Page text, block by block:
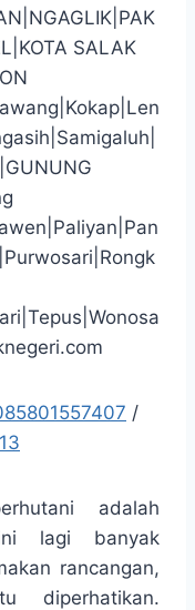
SALAK
/
adalah
lagi banyak
rancangan,
diperhatikan.